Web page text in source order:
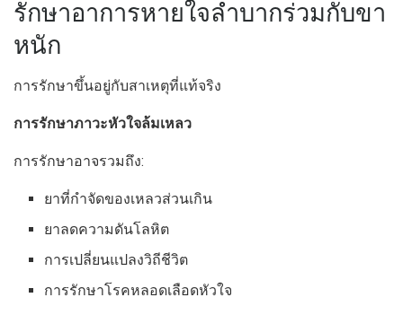
รักษาอาการหายใจลำบากร่วมกับขา
หนัก
การรักษาขึ้นอยู่กับสาเหตุที่แท้จริง
การรักษาภาวะหัวใจล้มเหลว
การรักษาอาจรวมถึง:
ยาที่กำจัดของเหลวส่วนเกิน
ยาลดความดันโลหิต
การเปลี่ยนแปลงวิถีชีวิต
การรักษาโรคหลอดเลือดหัวใจ